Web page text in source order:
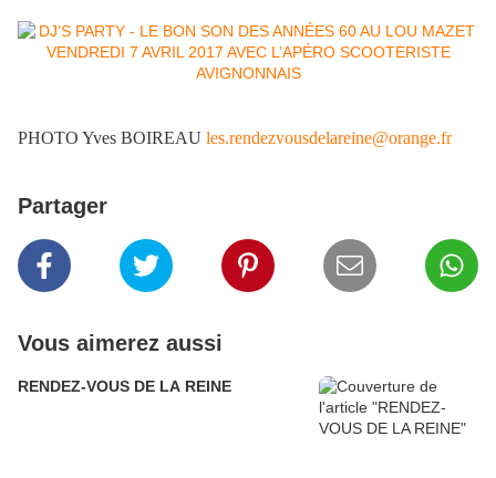
PHOTO Yves BOIREAU les.rendezvousdelareine@orange.fr
Partager
Vous aimerez aussi
RENDEZ-VOUS DE LA REINE